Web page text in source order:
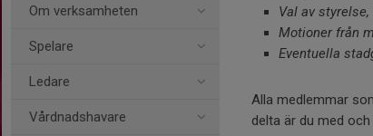
Om verksamheten
Spelare
Ledare
Vårdnadshavare
Val av
Motioner från
Eventuella
Alla medlemmar
delta är du med